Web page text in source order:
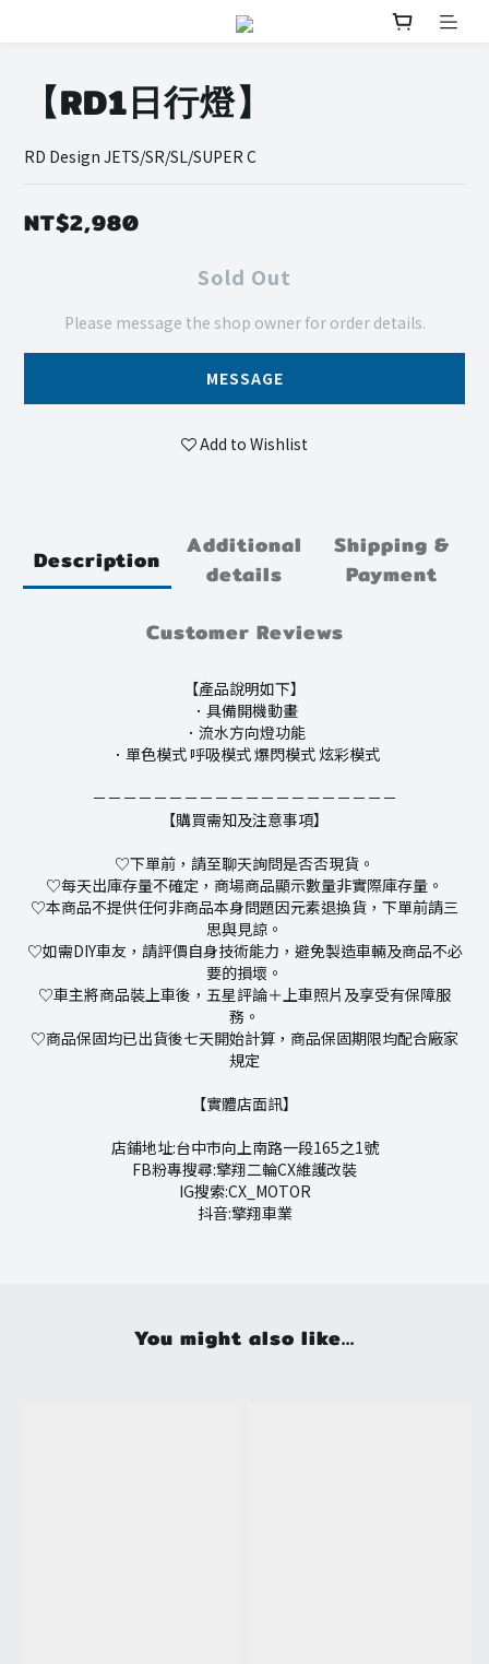
【RD1日行燈】
RD Design JETS/SR/SL/SUPER C
NT$2,980
Sold Out
Please message the shop owner for order details.
MESSAGE
Add to Wishlist
Description
Additional
details
Shipping &
Payment
Customer Reviews
【產品說明如下】
．具備開機動畫
．流水方向燈功能
．單色模式 呼吸模式 爆閃模式 炫彩模式
－－－－－－－－－－－－－－－－－－－－
【購買需知及注意事項】
♡下單前，請至聊天詢問是否否現貨。
♡每天出庫存量不確定，商場商品顯示數量非實際庫存量。
♡本商品不提供任何非商品本身問題因元素退換貨，下單前請三
思與見諒。
♡如需DIY車友，請評價自身技術能力，避免製造車輛及商品不必
要的損壞。
♡車主將商品裝上車後，五星評論＋上車照片及享受有保障服
務。
♡商品保固均已出貨後七天開始計算，商品保固期限均配合廠家
規定
【實體店面訊】
店鋪地址:台中市向上南路一段165之1號
FB粉專搜尋:擎翔二輪CX維護改裝
IG搜索:CX_MOTOR
抖音:擎翔車業
You might also like...